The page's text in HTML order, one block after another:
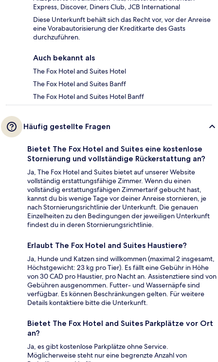
Express, Discover, Diners Club, JCB International
Diese Unterkunft behält sich das Recht vor, vor der Anreise
eine Vorabautorisierung der Kreditkarte des Gasts
durchzuführen.
Auch bekannt als
The Fox Hotel and Suites Hotel
The Fox Hotel and Suites Banff
The Fox Hotel and Suites Hotel Banff
Häufig gestellte Fragen
Bietet The Fox Hotel and Suites eine kostenlose
Stornierung und vollständige Rückerstattung an?
Ja, The Fox Hotel and Suites bietet auf unserer Website
vollständig erstattungsfähige Zimmer. Wenn du einen
vollständig erstattungsfähigen Zimmertarif gebucht hast,
kannst du bis wenige Tage vor deiner Anreise stornieren, je
nach Stornierungsrichtlinie der Unterkunft. Die genauen
Einzelheiten zu den Bedingungen der jeweiligen Unterkunft
findest du in deren Stornierungsrichtlinie.
Erlaubt The Fox Hotel and Suites Haustiere?
Ja, Hunde und Katzen sind willkommen (maximal 2 insgesamt,
Höchstgewicht: 23 kg pro Tier). Es fällt eine Gebühr in Höhe
von 30 CAD pro Haustier, pro Nacht an. Assistenztiere sind von
Gebühren ausgenommen. Futter- und Wassernäpfe sind
verfügbar. Es können Beschränkungen gelten. Für weitere
Details kontaktiere bitte die Unterkunft.
Bietet The Fox Hotel and Suites Parkplätze vor Ort
an?
Ja, es gibt kostenlose Parkplätze ohne Service.
Möglicherweise steht nur eine begrenzte Anzahl von